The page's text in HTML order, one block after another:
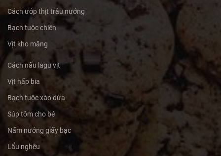
Cách ướp thịt trâu nướng
Bạch tuộc chiên
Vịt kho măng
Cách nấu lagu vịt
Vịt hấp bia
Bạch tuộc xào dứa
Súp tôm cho bé
Nấm nướng giấy bạc
Lẩu nghêu